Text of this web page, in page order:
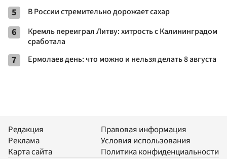
5 В России стремительно дорожает сахар
6
Кремль переиграл Литву: хитрость с Калининградом
сработала
7 Ермолаев день: что можно и нельзя делать 8 августа
Редакция
Реклама
Карта сайта
Правовая информация
Условия использования
Политика конфиденциальности